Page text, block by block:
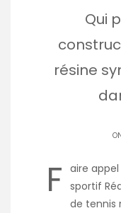
Qui
résine
F aire
sportif
de tennis